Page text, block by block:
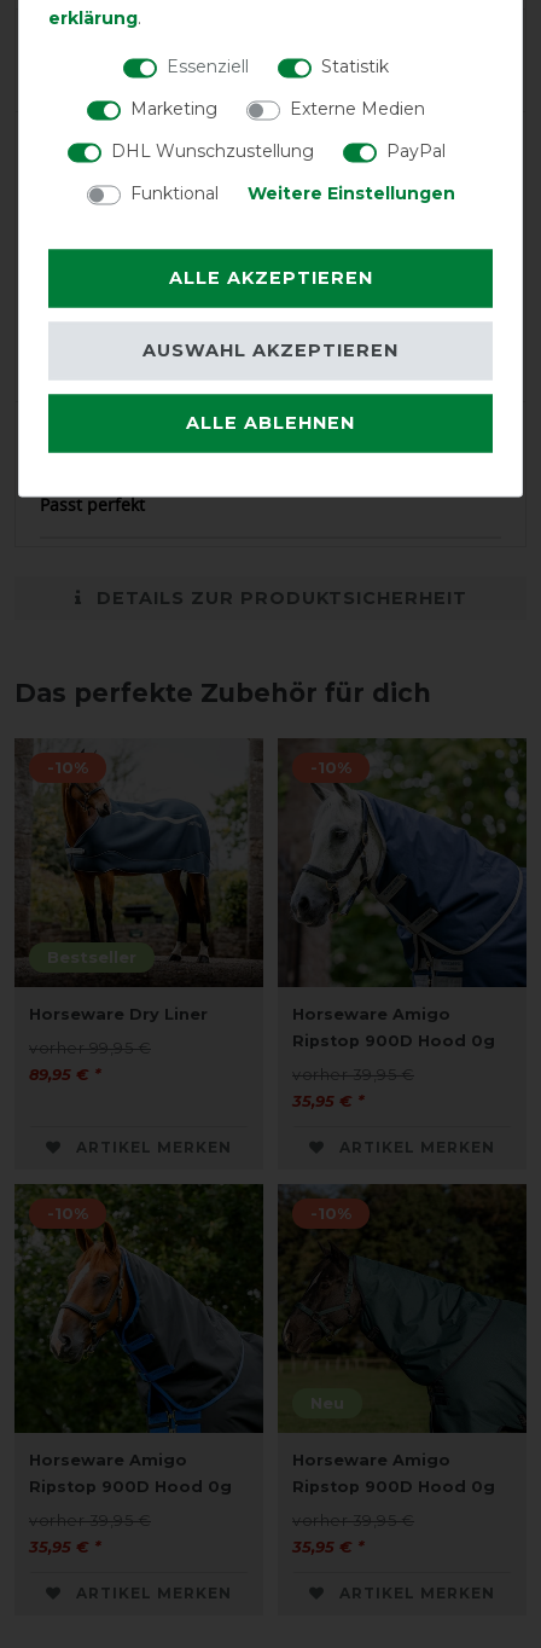
5 /5
product experience
100%
Neutral
0%
Negative
0%
LATEST REVIEWS
Passt perfekt
DETAILS ZUR PRODUKTSICHERHEIT
Das perfekte Zubehör für dich
Bestseller
-10%
Horseware Dry Liner
vorher 99,95 €
89,95 € *
ARTIKEL MERKEN
-10%
Horseware Amigo
Ripstop 900D Hood 0g
vorher 39,95 €
35,95 € *
ARTIKEL MERKEN
-10%
Horseware Amigo
Ripstop 900D Hood 0g
vorher 39,95 €
35,95 € *
ARTIKEL MERKEN
Neu
-10%
Horseware Amigo
Ripstop 900D Hood 0g
vorher 39,95 €
35,95 € *
ARTIKEL MERKEN
erklärung.
Essenziell
Statistik
Marketing
Externe Medien
DHL Wunschzustellung
PayPal
Funktional
Weitere Einstellungen
ALLE AKZEPTIEREN
ALLE ABLEHNEN
AUSWAHL AKZEPTIEREN